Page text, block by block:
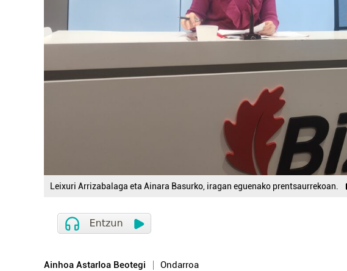
Leixuri Arrizabalaga eta Ainara Basurko, iragan eguenako prentsaurrekoan.
Ainhoa Astarloa Beotegi Ondarroa